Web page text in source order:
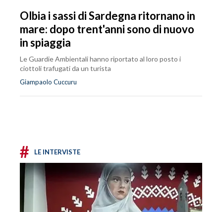
Olbia i sassi di Sardegna ritornano in
mare: dopo trent'anni sono di nuovo
in spiaggia
Le Guardie Ambientali hanno riportato al loro posto i
ciottoli trafugati da un turista
Giampaolo Cuccuru
# LE INTERVISTE